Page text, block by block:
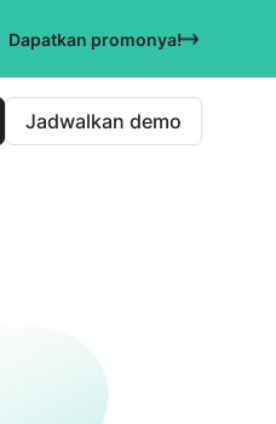
Dapatkan promonya!
Jadwalkan demo